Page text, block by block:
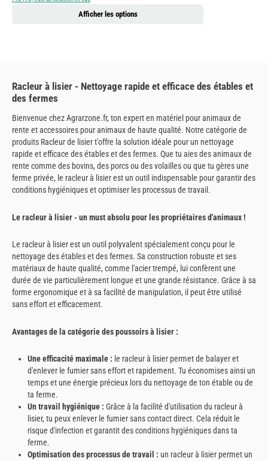
Afficher les options
Racleur à lisier - Nettoyage rapide et efficace des étables et
des fermes
Bienvenue chez Agrarzone.fr, ton expert en matériel pour animaux de
rente et accessoires pour animaux de haute qualité. Notre catégorie de
produits Racleur de lisier t'offre la solution idéale pour un nettoyage
rapide et efficace des étables et des fermes. Que tu aies des animaux de
rente comme des bovins, des porcs ou des volailles ou que tu gères une
ferme privée, le racleur à lisier est un outil indispensable pour garantir des
conditions hygiéniques et optimiser les processus de travail.
Le racleur à lisier - un must absolu pour les propriétaires d'animaux !
Le racleur à lisier est un outil polyvalent spécialement conçu pour le
nettoyage des étables et des fermes. Sa construction robuste et ses
matériaux de haute qualité, comme l'acier trempé, lui confèrent une
durée de vie particulièrement longue et une grande résistance. Grâce à sa
forme ergonomique et à sa facilité de manipulation, il peut être utilisé
sans effort et efficacement.
Avantages de la catégorie des poussoirs à lisier :
Une efficacité maximale : le racleur à lisier permet de balayer et
d'enlever le fumier sans effort et rapidement. Tu économises ainsi un
temps et une énergie précieux lors du nettoyage de ton étable ou de
ta ferme.
Un travail hygiénique : Grâce à la facilité d'utilisation du racleur à
lisier, tu peux enlever le fumier sans contact direct. Cela réduit le
risque d'infection et garantit des conditions hygiéniques dans ta
ferme.
Optimisation des processus de travail : un racleur à lisier permet un